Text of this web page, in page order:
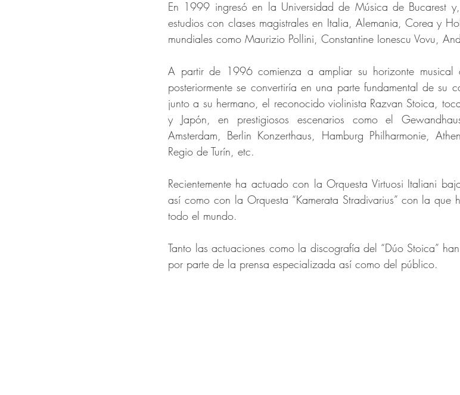
En 1999 ingresó en la Universidad de Música de Bucarest
estudios con clases magistrales en Italia, Alemania, Corea y
mundiales como Maurizio Pollini, Constantine Ionescu Vovu,
A partir de 1996 comienza a ampliar su horizonte
posteriormente se convertiría en una parte fundamental de su
junto a su hermano, el reconocido violinista Razvan Stoica,
y Japón, en prestigiosos escenarios como el
Amsterdam, Berlin Konzerthaus, Hamburg Philharmonie,
Regio de Turín, etc.
Recientemente ha actuado con la Orquesta Virtuosi Italiani
así como con la Orquesta “Kamerata Stradivarius” con la que
todo el mundo.
Tanto las actuaciones como la discografía del “Dúo Stoica”
por parte de la prensa especializada así como del público.